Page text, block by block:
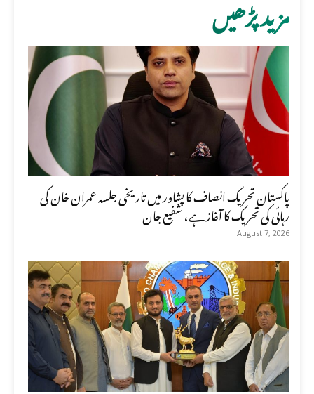
مزید پڑھیں
پاکستان تحریک انصاف کا پشاور میں تاریخی جلسہ عمران خان کی
رہائی کی تحریک کا آغاز ہے، شفیع جان
August 7, 2026